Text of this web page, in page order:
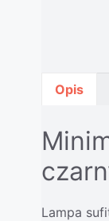
Opis
Lampa